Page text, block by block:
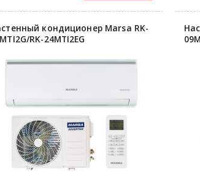
кондиционер Marsa RK-
RK-24MTI2EG